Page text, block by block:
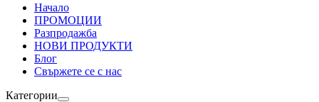
Начало
ПРОМОЦИИ
Разпродажба
НОВИ ПРОДУКТИ
Блог
Свържете се с нас
Категории